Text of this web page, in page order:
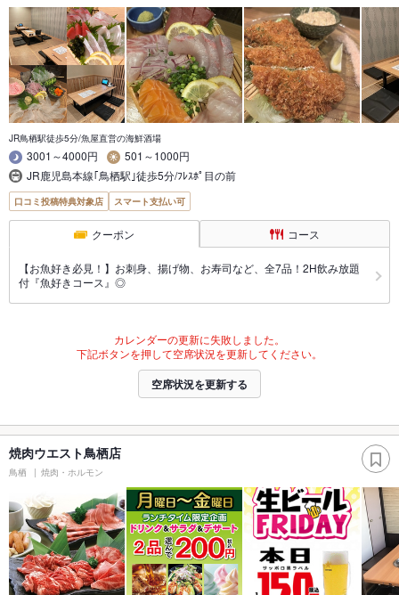
JR鳥栖駅徒歩5分/魚屋直営の海鮮酒場
3001～4000円
501～1000円
JR鹿児島本線｢鳥栖駅｣徒歩5分/ﾌﾚｽﾎﾟ目の前
口コミ投稿特典対象店 スマート支払い可
クーポン コース
【お魚好き必見！】お刺身、揚げ物、お寿司など、全7品！2H飲み放題
付『魚好きコース』◎
カレンダーの更新に失敗しました。
下記ボタンを押して空席状況を更新してください。
空席状況を更新する
焼肉ウエスト鳥栖店
鳥栖 焼肉・ホルモン